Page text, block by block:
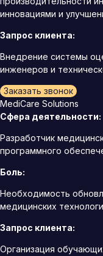
инновациями и
Запрос клиента:
Внедрение системы
инженеров и
Заказать звонок
MediCare Solutions
Сфера деятельности:
Разработчик
программного
Боль:
Необходимость
медицинских
Запрос клиента:
Организация